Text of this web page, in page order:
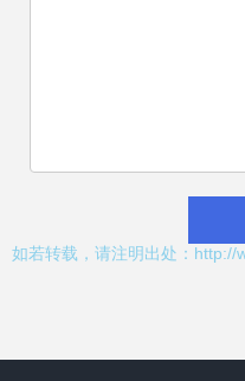
如若转载，请注明出处：http://